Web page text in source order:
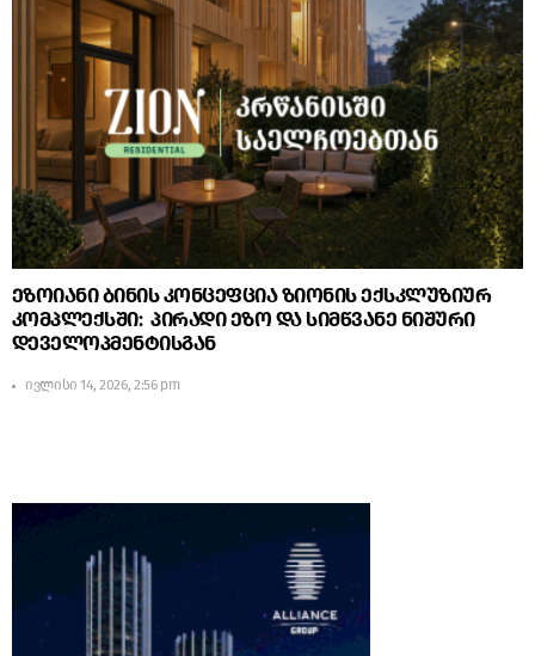
ეზოიანი ბინის კონცეფცია ზიონის ექსკლუზიურ
კომპლექსში: პირადი ეზო და სიმწვანე ნიშური
დეველოპმენტისგან
ივლისი 14, 2026, 2:56 pm